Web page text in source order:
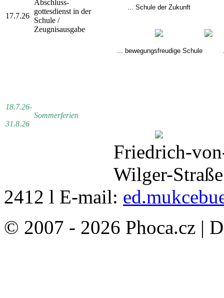
17.7.26
Abschluss-
gottesdienst in der
Schule /
Zeugnisausgabe
18.7.26-
31.8.26
Sommerferien
... Schule der Zukunft
... bewegungsfreudige Schule
Friedrich-
Wilger-
2412 l E-mail:
© 2007 - 2026 Phoca.cz |